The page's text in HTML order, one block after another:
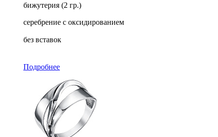
бижутерия (2 гр.)
серебрение с оксидированием
без вставок
Подробнее